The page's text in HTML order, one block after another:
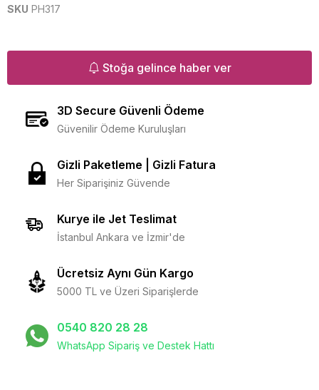
SKU PH317
Stoğa gelince haber ver
3D Secure Güvenli Ödeme
Güvenilir Ödeme Kuruluşları
Gizli Paketleme | Gizli Fatura
Her Siparişiniz Güvende
Kurye ile Jet Teslimat
İstanbul Ankara ve İzmir'de
Ücretsiz Aynı Gün Kargo
5000 TL ve Üzeri Siparişlerde
0540 820 28 28
WhatsApp Sipariş ve Destek Hattı